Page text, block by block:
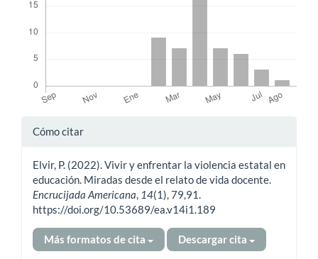
Detalles
artículo
Cómo citar
Elvir, P. (2022). Vivir y enfrentar la violencia estatal en
educación. Miradas desde el relato de vida docente.
Encrucijada Americana, 14(1), 79,91.
https://doi.org/10.53689/ea.v14i1.189
Más formatos de cita Descargar cita